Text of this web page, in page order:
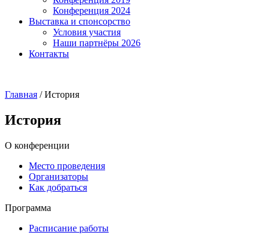
Конференция 2024
Выставка и спонсорство
Условия участия
Наши партнёры 2026
Контакты
Главная /История
История
О конференции
Место проведения
Организаторы
Как добраться
Программа
Расписание работы